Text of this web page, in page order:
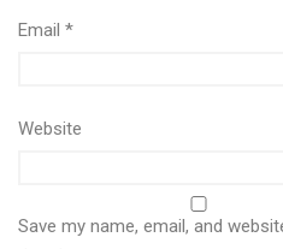
Email *
Website
Save my name, email, and